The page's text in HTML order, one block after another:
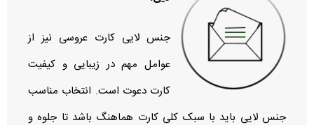
جنس لایی کارت عروسی نیز از
عوامل مهم در زیبایی و کیفیت
کارت دعوت است. انتخاب مناسب
جنس لایی باید با سبک کلی کارت هماهنگ باشد تا جلوه و